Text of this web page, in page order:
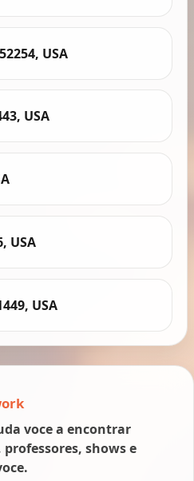
USA
USA
USA
USA
voce a encontrar
shows e